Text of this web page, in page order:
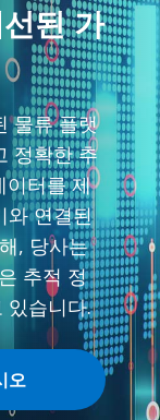
된 가
물류 플랫
정확한 추
이터를 제
와 연결된
, 당사는
추적 정
있습니다.
오